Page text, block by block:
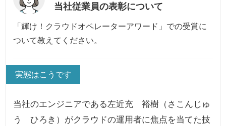
当社従業員の表彰について
「輝け！クラウドオペレーターアワード」での受賞に
ついて教えてください。
実態はこうです
当社のエンジニアである左近充 裕樹（さこんじゅ
う ひろき）がクラウドの運用者に焦点を当てた技